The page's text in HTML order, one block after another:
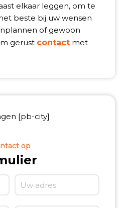
elkaar leggen, om te
beste bij uw wensen
of gewoon
gerust contact met
op